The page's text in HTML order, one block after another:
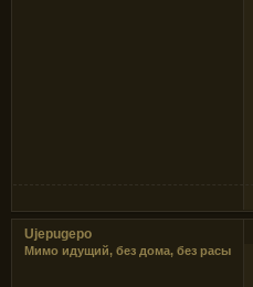
Ujepugepo
Мимо идущий, без дома, без расы